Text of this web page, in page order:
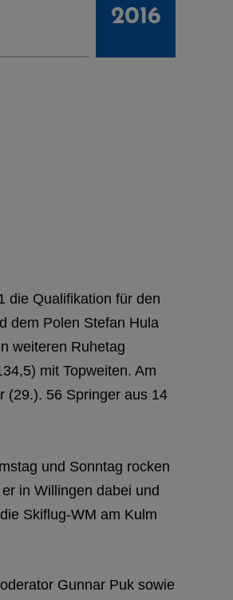
2016
die Qualifikation für den
dem Polen Stefan Hula
weiteren Ruhetag
mit Topweiten. Am
(29.). 56 Springer aus 14
und Sonntag rocken
in Willingen dabei und
Skiflug-WM am Kulm
Gunnar Puk sowie